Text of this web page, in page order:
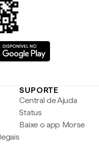
SUPORTE
Central de Ajuda
Status
Baixe o app Morse